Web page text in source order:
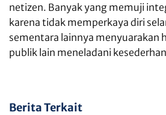
netizen. Banyak yang memuji
karena tidak memperkaya diri
sementara lainnya menyuarakan
publik lain meneladani
Berita Terkait